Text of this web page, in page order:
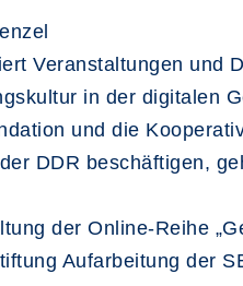
Veranstaltungen und
in der digitalen
und die
DDR beschäftigen,
der Online-Reihe
Aufarbeitung der